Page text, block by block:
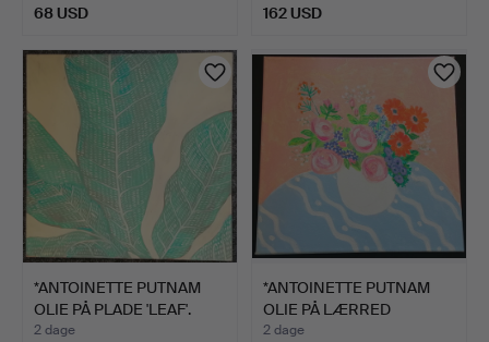
68 USD 162 USD
*ANTOINETTE PUTNAM
OLIE PÅ PLADE 'LEAF'.
2 dage
*ANTOINETTE PUTNAM
OLIE PÅ LÆRRED
'BOUQUET…
2 dage